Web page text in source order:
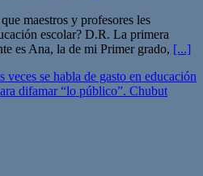
maestros y profesores les
escolar? D.R. La primera
es Ana, la de mi Primer grado, [...]